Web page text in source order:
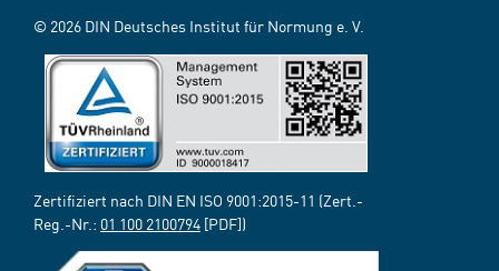
© 2026 DIN Deutsches Institut für Normung e. V.
Zertifiziert nach DIN EN ISO 9001:2015-11 (Zert.-
Reg.-Nr.: 01 100 2100794 [PDF])